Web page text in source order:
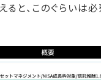
ると、このぐらいは